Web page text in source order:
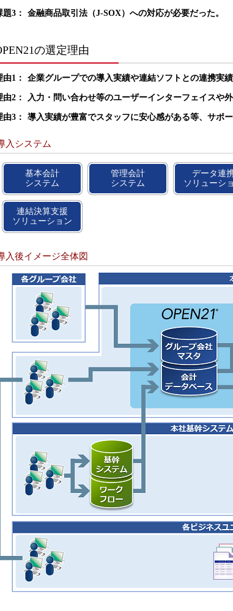
題3： 金融商品取引法（J-SOX）への対応が必要だった。
の選定理由
由1： 企業グループでの導入実績や連結ソフトとの連携実績
由2： 入力・問い合わせ等のユーザーインターフェイスや
由3： 導入実績が豊富でスタッフに安心感がある等、サポ
入システム
基本会計
システム
管理会計
システム
データ連
ソリューシ
連結決算支援
ソリューション
入後イメージ全体図